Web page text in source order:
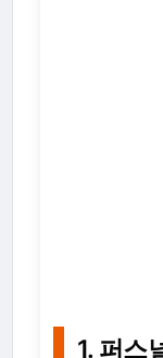
1. 퍼스